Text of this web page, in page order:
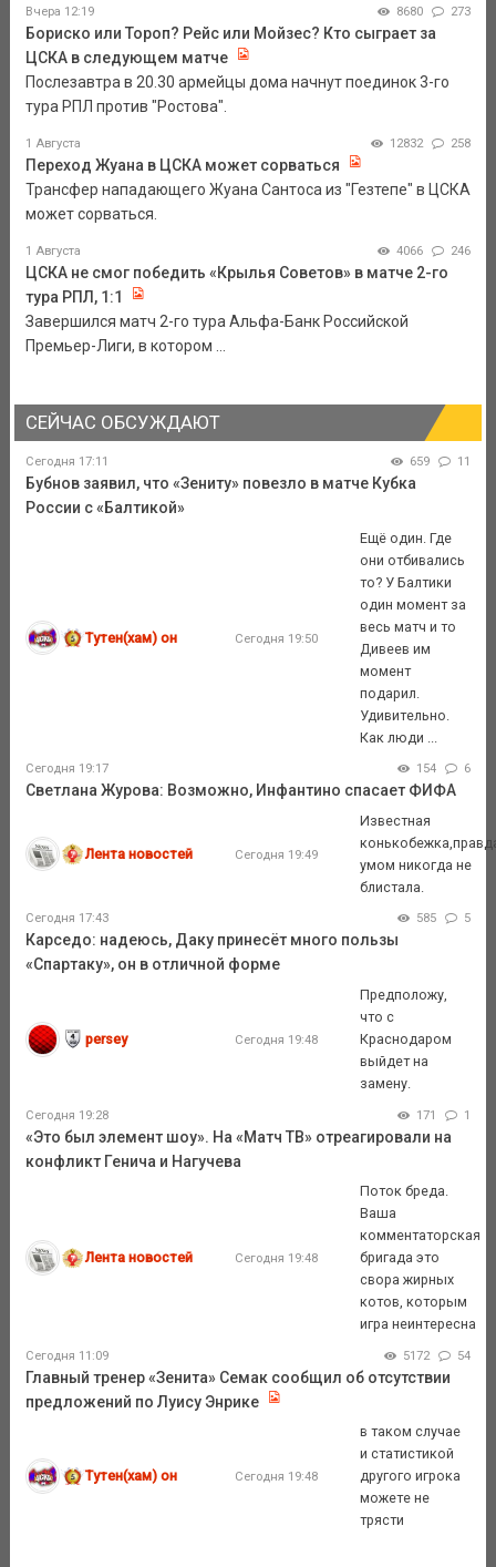
Вчера 12:19 8680 273
Бориско или Тороп? Рейс или Мойзес? Кто сыграет за
ЦСКА в следующем матче
Послезавтра в 20.30 армейцы дома начнут поединок 3-го
тура РПЛ против "Ростова".
1 Августа 12832 258
Переход Жуана в ЦСКА может сорваться
Трансфер нападающего Жуана Сантоса из "Гезтепе" в ЦСКА
может сорваться.
1 Августа 4066 246
ЦСКА не смог победить «Крылья Советов» в матче 2-го
тура РПЛ, 1:1
Завершился матч 2-го тура Альфа-Банк Российской
Премьер-Лиги, в котором ...
СЕЙЧАС ОБСУЖДАЮТ
Сегодня 17:11 659 11
Бубнов заявил, что «Зениту» повезло в матче Кубка
России с «Балтикой»
Тутен(хам) он Сегодня 19:50
Ещё один. Где
они отбивались
то? У Балтики
один момент за
весь матч и то
Дивеев им
момент
подарил.
Удивительно.
Как люди ...
Сегодня 19:17 154 6
Светлана Журова: Возможно, Инфантино спасает ФИФА
Лента новостей Сегодня 19:49
Известная
умом никогда не
блистала.
Сегодня 17:43 585 5
Карседо: надеюсь, Даку принесёт много пользы
«Спартаку», он в отличной форме
persey Сегодня 19:48
Предположу,
что с
Краснодаром
выйдет на
замену.
Сегодня 19:28 171 1
«Это был элемент шоу». На «Матч ТВ» отреагировали на
конфликт Генича и Нагучева
Лента новостей Сегодня 19:48
Поток бреда.
Ваша
комментаторская
бригада это
свора жирных
котов, которым
игра неинтересна
Сегодня 11:09 5172 54
Главный тренер «Зенита» Семак сообщил об отсутствии
предложений по Луису Энрике
Тутен(хам) он Сегодня 19:48
в таком случае
и статистикой
другого игрока
можете не
трясти